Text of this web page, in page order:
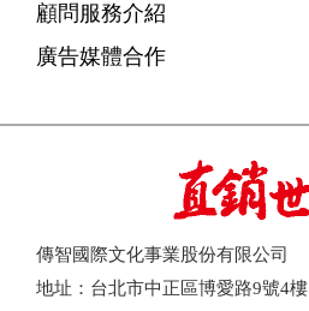
顧問服務介紹
廣告媒體合作
傳智國際文化事業股份有限公司
地址：台北市中正區博愛路9號4樓